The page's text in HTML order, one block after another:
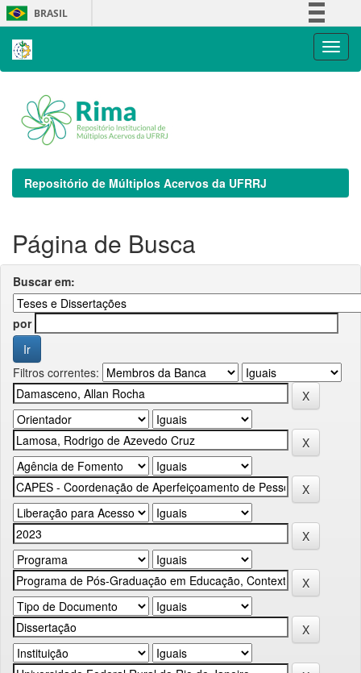
Skip
navigation
BRASIL
Repositório de Múltiplos Acervos da UFRRJ
Página de Busca
Buscar em:
por
Filtros correntes: